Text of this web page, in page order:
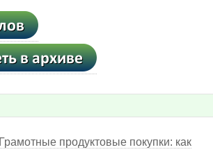
Грамотные продуктовые покупки: как